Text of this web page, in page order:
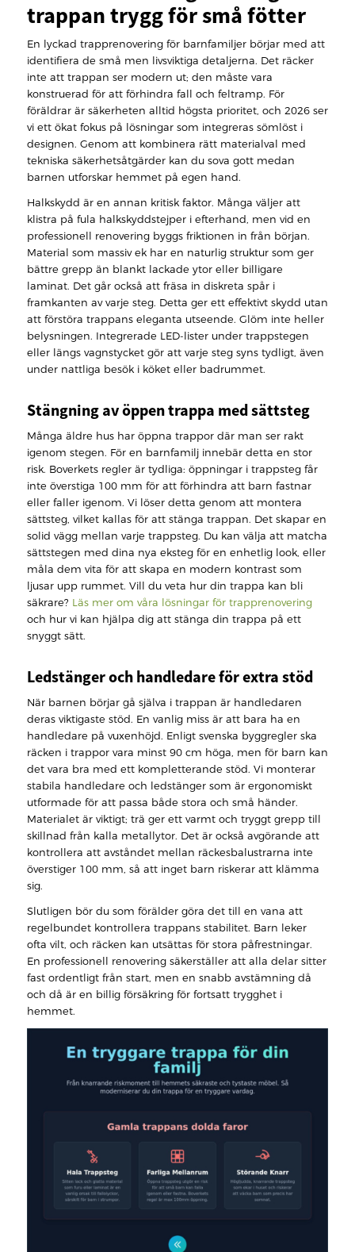
trappan trygg för små fötter
En lyckad trapprenovering för barnfamiljer börjar med att
identifiera de små men livsviktiga detaljerna. Det räcker
inte att trappan ser modern ut; den måste vara
konstruerad för att förhindra fall och feltramp. För
föräldrar är säkerheten alltid högsta prioritet, och 2026 ser
vi ett ökat fokus på lösningar som integreras sömlöst i
designen. Genom att kombinera rätt materialval med
tekniska säkerhetsåtgärder kan du sova gott medan
barnen utforskar hemmet på egen hand.
Halkskydd är en annan kritisk faktor. Många väljer att
klistra på fula halkskyddstejper i efterhand, men vid en
professionell renovering byggs friktionen in från början.
Material som massiv ek har en naturlig struktur som ger
bättre grepp än blankt lackade ytor eller billigare
laminat. Det går också att fräsa in diskreta spår i
framkanten av varje steg. Detta ger ett effektivt skydd utan
att förstöra trappans eleganta utseende. Glöm inte heller
belysningen. Integrerade LED-lister under trappstegen
eller längs vagnstycket gör att varje steg syns tydligt, även
under nattliga besök i köket eller badrummet.
Stängning av öppen trappa med sättsteg
Många äldre hus har öppna trappor där man ser rakt
igenom stegen. För en barnfamilj innebär detta en stor
risk. Boverkets regler är tydliga: öppningar i trappsteg får
inte överstiga 100 mm för att förhindra att barn fastnar
eller faller igenom. Vi löser detta genom att montera
sättsteg, vilket kallas för att stänga trappan. Det skapar en
solid vägg mellan varje trappsteg. Du kan välja att matcha
sättstegen med dina nya eksteg för en enhetlig look, eller
måla dem vita för att skapa en modern kontrast som
ljusar upp rummet. Vill du veta hur din trappa kan bli
säkrare? Läs mer om våra lösningar för trapprenovering
och hur vi kan hjälpa dig att stänga din trappa på ett
snyggt sätt.
Ledstänger och handledare för extra stöd
När barnen börjar gå själva i trappan är handledaren
deras viktigaste stöd. En vanlig miss är att bara ha en
handledare på vuxenhöjd. Enligt svenska byggregler ska
räcken i trappor vara minst 90 cm höga, men för barn kan
det vara bra med ett kompletterande stöd. Vi monterar
stabila handledare och ledstänger som är ergonomiskt
utformade för att passa både stora och små händer.
Materialet är viktigt; trä ger ett varmt och tryggt grepp till
skillnad från kalla metallytor. Det är också avgörande att
kontrollera att avståndet mellan räckesbalustrarna inte
överstiger 100 mm, så att inget barn riskerar att klämma
sig.
Slutligen bör du som förälder göra det till en vana att
regelbundet kontrollera trappans stabilitet. Barn leker
ofta vilt, och räcken kan utsättas för stora påfrestningar.
En professionell renovering säkerställer att alla delar sitter
fast ordentligt från start, men en snabb avstämning då
och då är en billig försäkring för fortsatt trygghet i
hemmet.